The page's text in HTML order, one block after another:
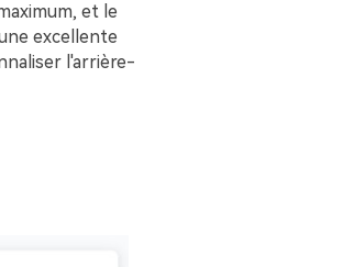
et le
excellente
l'arrière-